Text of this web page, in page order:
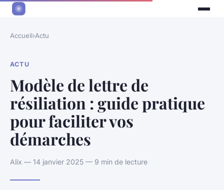
Accueil›Actu
ACTU
Modèle de lettre de
résiliation : guide pratique
pour faciliter vos
démarches
Alix — 14 janvier 2025 — 9 min de lecture